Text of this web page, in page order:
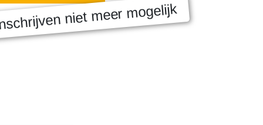
niet meer mogelijk
MASTERCLASS 2025